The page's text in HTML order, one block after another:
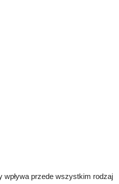
wpływa przede wszystkim rodzaj